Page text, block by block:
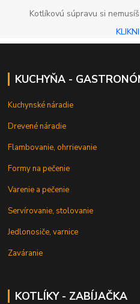
Kotlíkovú súpravu si
KUCHYŇA -
Kuchynské náradie
Drevené náradie
Flambovanie, ohrrievanie
Formy na pečenie
Varenie a pečenie
Servírovanie, stolovanie
Jedlonosiče, varnice
Zaváranie
KOTLÍKY - ZABÍJAČKA